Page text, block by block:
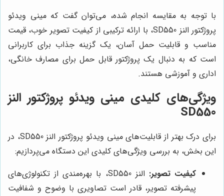
با توجه به مقایسه انجام شده، می‌توان گفت که مینی ویدئو
پروژکتور النز SD550، با ارائه ترکیبی از کیفیت تصویر خوب، قیمت
مناسب و قابلیت حمل آسان، یک گزینه جذاب برای کاربرانی
است که به دنبال یک پروژکتور قابل حمل برای مصارف خانگی،
اداری و آموزشی هستند.
ویژگی‌های کلیدی مینی ویدئو پروژکتور النز
SD550
برای درک بهتر از قابلیت‌های مینی ویدئو پروژکتور النز SD550، در
این بخش، به بررسی ویژگی‌های کلیدی این دستگاه می‌پردازیم:
کیفیت تصویر:
النز SD550، با بهره‌مندی از تکنولوژی‌های
پیشرفته تصویر، قادر است تصاویری با وضوح و شفافیت